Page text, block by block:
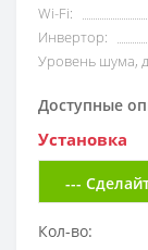
Wi-Fi:
Инвертор:
Уровень шума,
Доступные
Установка
Кол-во: